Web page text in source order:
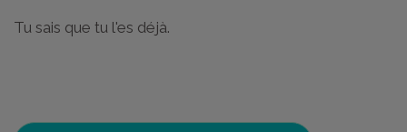
Tu sais que tu l'es déjà.